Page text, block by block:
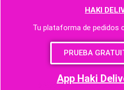
HAKI
Tu plataforma de pedidos
PRUEBA
App Haki